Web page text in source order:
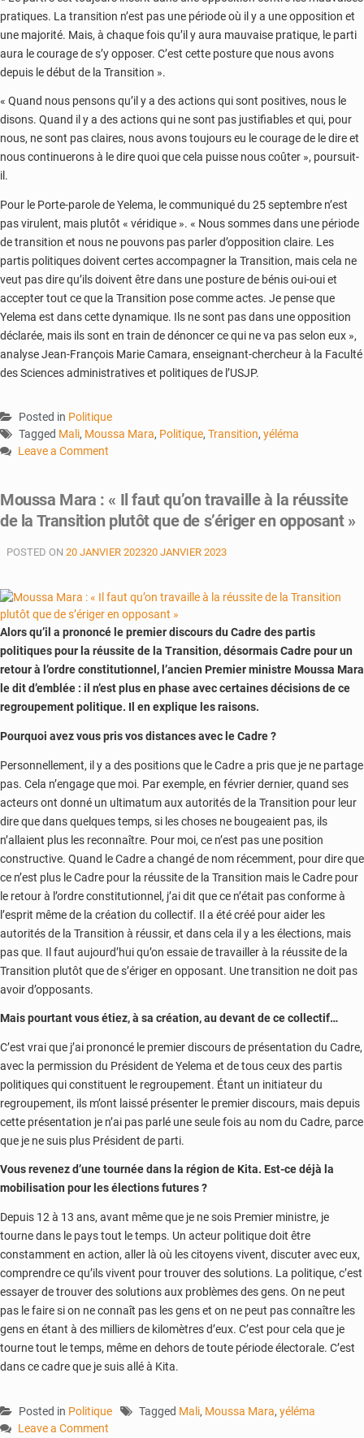
pratiques. La transition n’est pas une période où il y a une opposition et
une majorité. Mais, à chaque fois qu’il y aura mauvaise pratique, le parti
aura le courage de s’y opposer. C’est cette posture que nous avons
depuis le début de la Transition ».
« Quand nous pensons qu’il y a des actions qui sont positives, nous le
disons. Quand il y a des actions qui ne sont pas justifiables et qui, pour
nous, ne sont pas claires, nous avons toujours eu le courage de le dire et
nous continuerons à le dire quoi que cela puisse nous coûter », poursuit-
il.
Pour le Porte-parole de Yelema, le communiqué du 25 septembre n’est
pas virulent, mais plutôt « véridique ». « Nous sommes dans une période
de transition et nous ne pouvons pas parler d’opposition claire. Les
partis politiques doivent certes accompagner la Transition, mais cela ne
veut pas dire qu’ils doivent être dans une posture de bénis oui-oui et
accepter tout ce que la Transition pose comme actes. Je pense que
Yelema est dans cette dynamique. Ils ne sont pas dans une opposition
déclarée, mais ils sont en train de dénoncer ce qui ne va pas selon eux »,
analyse Jean-François Marie Camara, enseignant-chercheur à la Faculté
des Sciences administratives et politiques de l’USJP.
Posted in Politique
Tagged Mali, Moussa Mara, Politique, Transition, yéléma
Leave a Comment
:
désormais
une
»
affichée
à
la
Transition
?
Moussa Mara : « Il faut qu’on travaille à la réussite
de la Transition plutôt que de s’ériger en opposant »
POSTED ON 20 JANVIER 202320 JANVIER 2023
Alors qu’il a prononcé le premier discours du Cadre des partis
politiques pour la réussite de la Transition, désormais Cadre pour un
retour à l’ordre constitutionnel, l’ancien Premier ministre Moussa Mara
le dit d’emblée : il n’est plus en phase avec certaines décisions de ce
regroupement politique. Il en explique les raisons.
Pourquoi avez vous pris vos distances avec le Cadre ?
Personnellement, il y a des positions que le Cadre a pris que je ne partage
pas. Cela n’engage que moi. Par exemple, en février dernier, quand ses
acteurs ont donné un ultimatum aux autorités de la Transition pour leur
dire que dans quelques temps, si les choses ne bougeaient pas, ils
n’allaient plus les reconnaître. Pour moi, ce n’est pas une position
constructive. Quand le Cadre a changé de nom récemment, pour dire que
ce n’est plus le Cadre pour la réussite de la Transition mais le Cadre pour
le retour à l’ordre constitutionnel, j’ai dit que ce n’était pas conforme à
l’esprit même de la création du collectif. Il a été créé pour aider les
autorités de la Transition à réussir, et dans cela il y a les élections, mais
pas que. Il faut aujourd’hui qu’on essaie de travailler à la réussite de la
Transition plutôt que de s’ériger en opposant. Une transition ne doit pas
avoir d’opposants.
Mais pourtant vous étiez, à sa création, au devant de ce collectif…
C’est vrai que j’ai prononcé le premier discours de présentation du Cadre,
avec la permission du Président de Yelema et de tous ceux des partis
politiques qui constituent le regroupement. Étant un initiateur du
regroupement, ils m’ont laissé présenter le premier discours, mais depuis
cette présentation je n’ai pas parlé une seule fois au nom du Cadre, parce
que je ne suis plus Président de parti.
Vous revenez d’une tournée dans la région de Kita. Est-ce déjà la
mobilisation pour les élections futures ?
Depuis 12 à 13 ans, avant même que je ne sois Premier ministre, je
tourne dans le pays tout le temps. Un acteur politique doit être
constamment en action, aller là où les citoyens vivent, discuter avec eux,
comprendre ce qu’ils vivent pour trouver des solutions. La politique, c’est
essayer de trouver des solutions aux problèmes des gens. On ne peut
pas le faire si on ne connaît pas les gens et on ne peut pas connaître les
gens en étant à des milliers de kilomètres d’eux. C’est pour cela que je
tourne tout le temps, même en dehors de toute période électorale. C’est
dans ce cadre que je suis allé à Kita.
Posted in Politique Tagged Mali, Moussa Mara, yéléma
Leave a Comment